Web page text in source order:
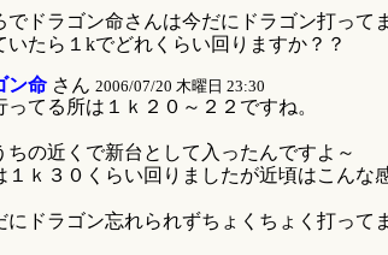
でドラゴン命さんは今だにドラゴン打って
いたら１kでどれくらい回りますか？？
ン命さん 2006/07/20 木曜日 23:30
ってる所は１ｋ２０～２２ですね。
ちの近くで新台として入ったんですよ～
１ｋ３０くらい回りましたが近頃はこんな
にドラゴン忘れられずちょくちょく打って